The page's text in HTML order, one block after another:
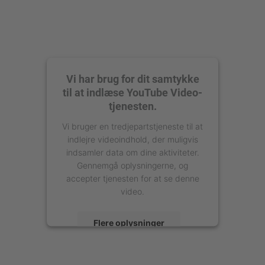
Vi har brug for dit samtykke
til at indlæse YouTube Video-
tjenesten.
Vi bruger en tredjepartstjeneste til at
indlejre videoindhold, der muligvis
indsamler data om dine aktiviteter.
Gennemgå oplysningerne, og
accepter tjenesten for at se denne
video.
Flere oplysninger